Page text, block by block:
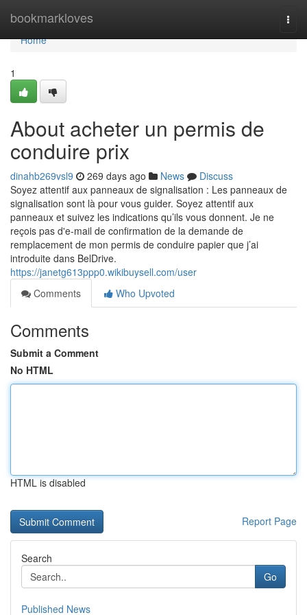
bookmarkloves
Home
Home
1
About acheter un permis de
conduire prix
dinahb269vsl9 269 days ago News
Discuss
Soyez attentif aux panneaux de signalisation : Les panneaux de
signalisation sont là pour vous guider. Soyez attentif aux
panneaux et suivez les indications qu’ils vous donnent. Je ne
reçois pas d'e-mail de confirmation de la demande de
remplacement de mon permis de conduire papier que j’ai
introduite dans BelDrive.
https://janetg613ppp0.wikibuysell.com/user
Comments
Who Upvoted
Comments
Submit a Comment
No HTML
HTML is disabled
Report Page
Search
Go
Published News